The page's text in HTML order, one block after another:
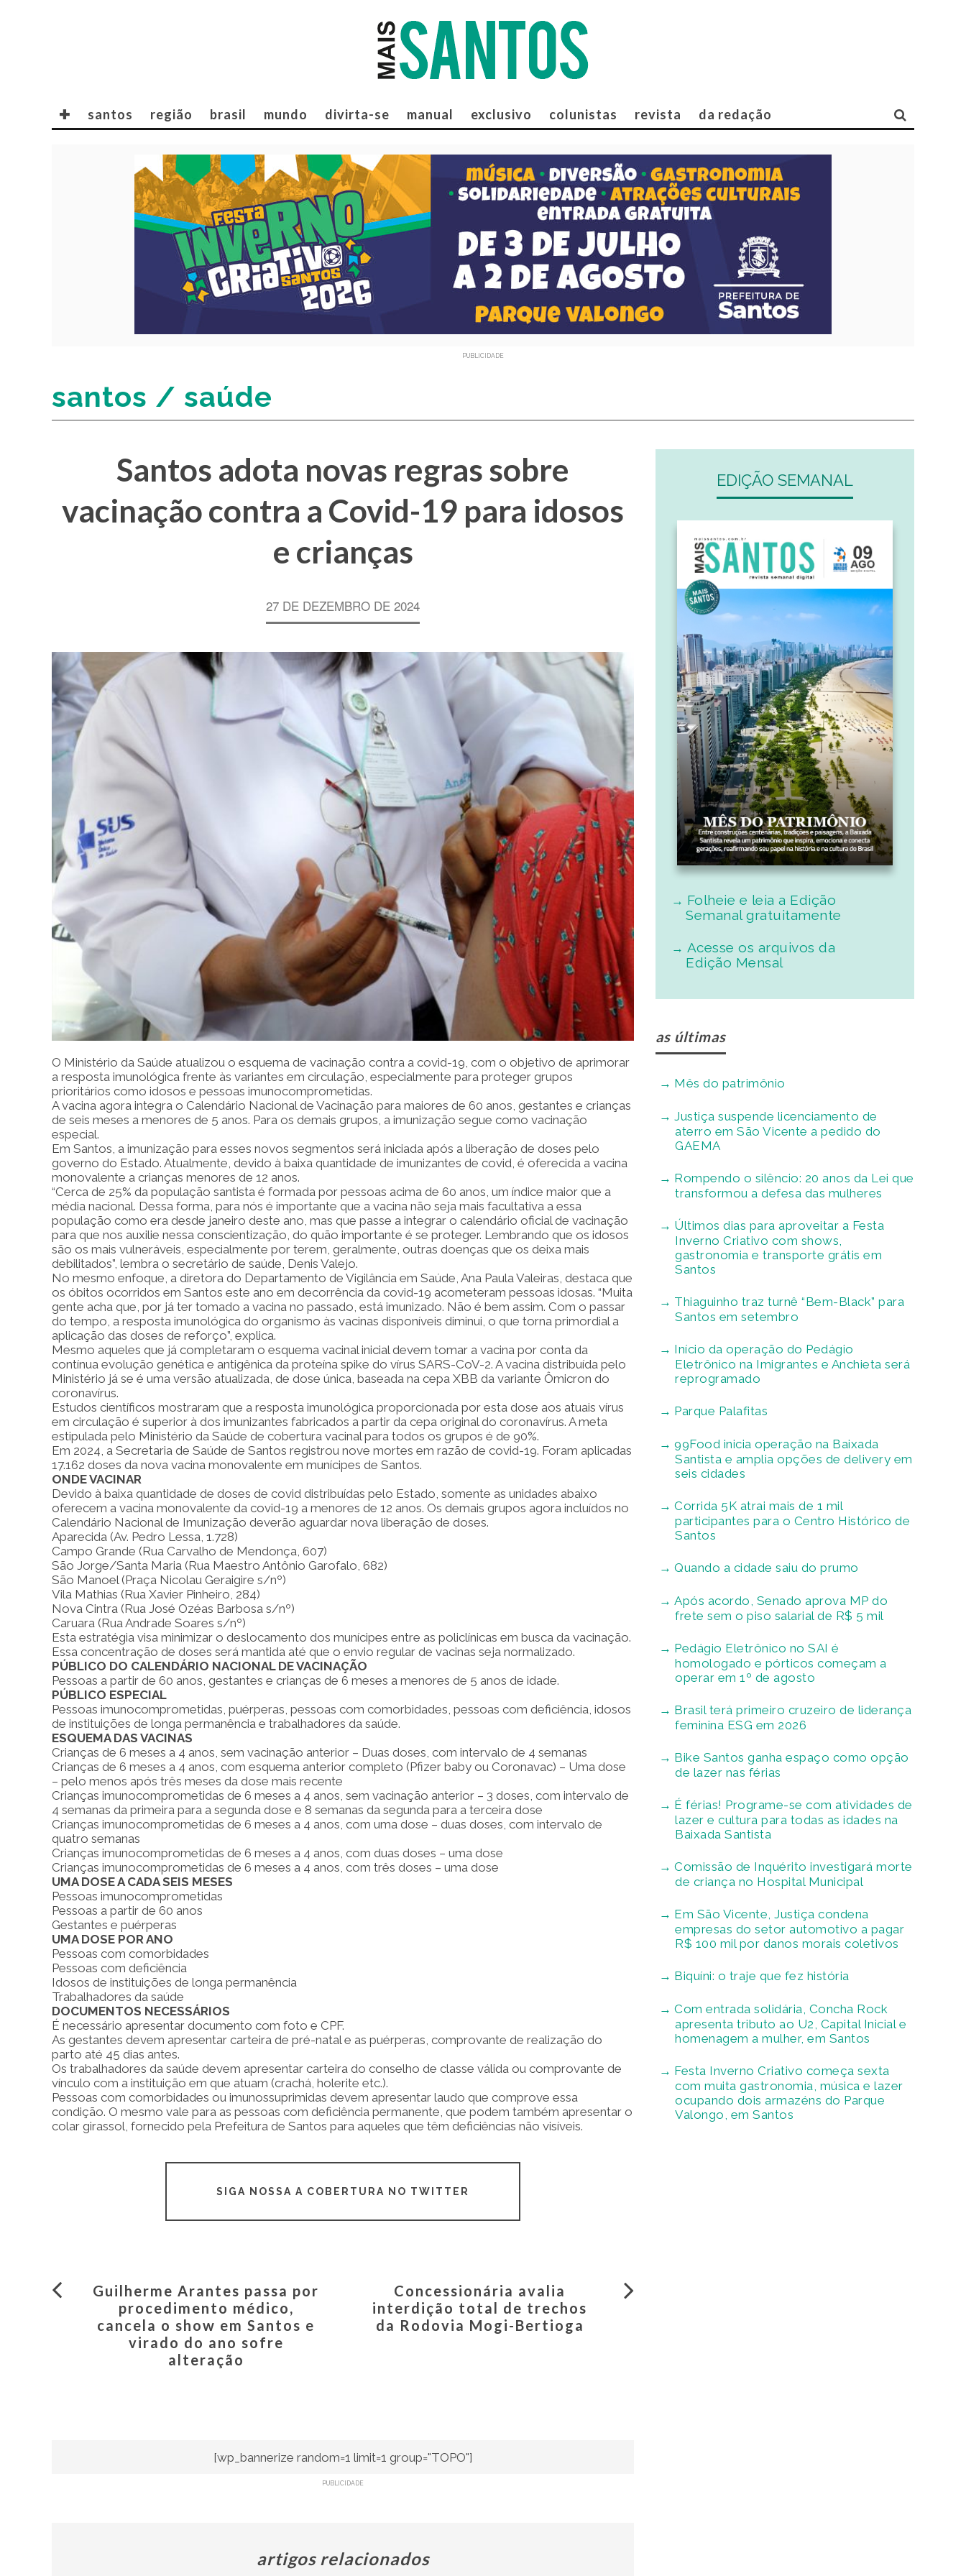
✚ santos região brasil mundo divirta-se manual exclusivo colunistas revista da redação
PUBLICIDADE
santos / saúde
Santos adota novas regras sobre
vacinação contra a Covid-19 para idosos
e crianças
27 DE DEZEMBRO DE 2024
O Ministério da Saúde atualizou o esquema de vacinação contra a covid-19, com o objetivo de aprimorar
a resposta imunológica frente às variantes em circulação, especialmente para proteger grupos
prioritários como idosos e pessoas imunocomprometidas.
A vacina agora integra o Calendário Nacional de Vacinação para maiores de 60 anos, gestantes e crianças
de seis meses a menores de 5 anos. Para os demais grupos, a imunização segue como vacinação
especial.
Em Santos, a imunização para esses novos segmentos será iniciada após a liberação de doses pelo
governo do Estado. Atualmente, devido à baixa quantidade de imunizantes de covid, é oferecida a vacina
monovalente a crianças menores de 12 anos.
“Cerca de 25% da população santista é formada por pessoas acima de 60 anos, um índice maior que a
média nacional. Dessa forma, para nós é importante que a vacina não seja mais facultativa a essa
população como era desde janeiro deste ano, mas que passe a integrar o calendário oficial de vacinação
para que nos auxilie nessa conscientização, do quão importante é se proteger. Lembrando que os idosos
são os mais vulneráveis, especialmente por terem, geralmente, outras doenças que os deixa mais
debilitados”, lembra o secretário de saúde, Denis Valejo.
No mesmo enfoque, a diretora do Departamento de Vigilância em Saúde, Ana Paula Valeiras, destaca que
os óbitos ocorridos em Santos este ano em decorrência da covid-19 acometeram pessoas idosas. “Muita
gente acha que, por já ter tomado a vacina no passado, está imunizado. Não é bem assim. Com o passar
do tempo, a resposta imunológica do organismo às vacinas disponíveis diminui, o que torna primordial a
aplicação das doses de reforço”, explica.
Mesmo aqueles que já completaram o esquema vacinal inicial devem tomar a vacina por conta da
contínua evolução genética e antigênica da proteína spike do vírus SARS-CoV-2. A vacina distribuída pelo
Ministério já se é uma versão atualizada, de dose única, baseada na cepa XBB da variante Ômicron do
coronavírus.
Estudos científicos mostraram que a resposta imunológica proporcionada por esta dose aos atuais vírus
em circulação é superior à dos imunizantes fabricados a partir da cepa original do coronavírus. A meta
estipulada pelo Ministério da Saúde de cobertura vacinal para todos os grupos é de 90%.
Em 2024, a Secretaria de Saúde de Santos registrou nove mortes em razão de covid-19. Foram aplicadas
17.162 doses da nova vacina monovalente em munícipes de Santos.
ONDE VACINAR
Devido à baixa quantidade de doses de covid distribuídas pelo Estado, somente as unidades abaixo
oferecem a vacina monovalente da covid-19 a menores de 12 anos. Os demais grupos agora incluídos no
Calendário Nacional de Imunização deverão aguardar nova liberação de doses.
Aparecida (Av. Pedro Lessa, 1.728)
Campo Grande (Rua Carvalho de Mendonça, 607)
São Jorge/Santa Maria (Rua Maestro Antônio Garofalo, 682)
São Manoel (Praça Nicolau Geraigire s/nº)
Vila Mathias (Rua Xavier Pinheiro, 284)
Nova Cintra (Rua José Ozéas Barbosa s/nº)
Caruara (Rua Andrade Soares s/nº)
Esta estratégia visa minimizar o deslocamento dos munícipes entre as policlínicas em busca da vacinação.
Essa concentração de doses será mantida até que o envio regular de vacinas seja normalizado.
PÚBLICO DO CALENDÁRIO NACIONAL DE VACINAÇÃO
Pessoas a partir de 60 anos, gestantes e crianças de 6 meses a menores de 5 anos de idade.
PÚBLICO ESPECIAL
Pessoas imunocomprometidas, puérperas, pessoas com comorbidades, pessoas com deficiência, idosos
de instituições de longa permanência e trabalhadores da saúde.
ESQUEMA DAS VACINAS
Crianças de 6 meses a 4 anos, sem vacinação anterior – Duas doses, com intervalo de 4 semanas
Crianças de 6 meses a 4 anos, com esquema anterior completo (Pfizer baby ou Coronavac) – Uma dose
– pelo menos após três meses da dose mais recente
Crianças imunocomprometidas de 6 meses a 4 anos, sem vacinação anterior – 3 doses, com intervalo de
4 semanas da primeira para a segunda dose e 8 semanas da segunda para a terceira dose
Crianças imunocomprometidas de 6 meses a 4 anos, com uma dose – duas doses, com intervalo de
quatro semanas
Crianças imunocomprometidas de 6 meses a 4 anos, com duas doses – uma dose
Crianças imunocomprometidas de 6 meses a 4 anos, com três doses – uma dose
UMA DOSE A CADA SEIS MESES
Pessoas imunocomprometidas
Pessoas a partir de 60 anos
Gestantes e puérperas
UMA DOSE POR ANO
Pessoas com comorbidades
Pessoas com deficiência
Idosos de instituições de longa permanência
Trabalhadores da saúde
DOCUMENTOS NECESSÁRIOS
É necessário apresentar documento com foto e CPF.
As gestantes devem apresentar carteira de pré-natal e as puérperas, comprovante de realização do
parto até 45 dias antes.
Os trabalhadores da saúde devem apresentar carteira do conselho de classe válida ou comprovante de
vínculo com a instituição em que atuam (crachá, holerite etc.).
Pessoas com comorbidades ou imunossuprimidas devem apresentar laudo que comprove essa
condição. O mesmo vale para as pessoas com deficiência permanente, que podem também apresentar o
colar girassol, fornecido pela Prefeitura de Santos para aqueles que têm deficiências não visíveis.
SIGA NOSSA A COBERTURA NO TWITTER
Guilherme Arantes passa por
procedimento médico,
cancela o show em Santos e
virado do ano sofre
alteração
Concessionária avalia
interdição total de trechos
da Rodovia Mogi-Bertioga
[wp_bannerize random=1 limit=1 group="TOPO"]
PUBLICIDADE
artigos relacionados
EDIÇÃO SEMANAL
Folheie e leia a Edição
Semanal gratuitamente
Acesse os arquivos da
Edição Mensal
as últimas
Mês do patrimônio
Justiça suspende licenciamento de
aterro em São Vicente a pedido do
GAEMA
Rompendo o silêncio: 20 anos da Lei que
transformou a defesa das mulheres
Últimos dias para aproveitar a Festa
Inverno Criativo com shows,
gastronomia e transporte grátis em
Santos
Thiaguinho traz turnê “Bem-Black” para
Santos em setembro
Início da operação do Pedágio
Eletrônico na Imigrantes e Anchieta será
reprogramado
Parque Palafitas
99Food inicia operação na Baixada
Santista e amplia opções de delivery em
seis cidades
Corrida 5K atrai mais de 1 mil
participantes para o Centro Histórico de
Santos
Quando a cidade saiu do prumo
Após acordo, Senado aprova MP do
frete sem o piso salarial de R$ 5 mil
Pedágio Eletrônico no SAI é
homologado e pórticos começam a
operar em 1º de agosto
Brasil terá primeiro cruzeiro de liderança
feminina ESG em 2026
Bike Santos ganha espaço como opção
de lazer nas férias
É férias! Programe-se com atividades de
lazer e cultura para todas as idades na
Baixada Santista
Comissão de Inquérito investigará morte
de criança no Hospital Municipal
Em São Vicente, Justiça condena
empresas do setor automotivo a pagar
R$ 100 mil por danos morais coletivos
Biquíni: o traje que fez história
Com entrada solidária, Concha Rock
apresenta tributo ao U2, Capital Inicial e
homenagem a mulher, em Santos
Festa Inverno Criativo começa sexta
com muita gastronomia, música e lazer
ocupando dois armazéns do Parque
Valongo, em Santos